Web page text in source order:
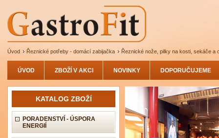
Úvod Řeznické potřeby - domácí zabijačka Řeznické nože, pilky na kosti, sekáče a
ÚVOD ZBOŽÍ V AKCI NOVINKY DOPORUČUJEME
KATALOG ZBOŽÍ
PORADENSTVÍ - ÚSPORA
ENERGIÍ